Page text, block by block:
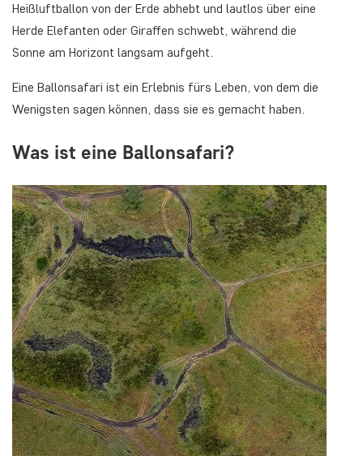
Heißluftballon von der Erde abhebt und lautlos über eine
Herde Elefanten oder Giraffen schwebt, während die
Sonne am Horizont langsam aufgeht.
Eine Ballonsafari ist ein Erlebnis fürs Leben, von dem die
Wenigsten sagen können, dass sie es gemacht haben.
Was ist eine Ballonsafari?